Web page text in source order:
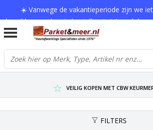
☀️ Vanwege de vakantieperiode zijn we
bereikbaar en kan je bestelling tot 1 werkdag
Bedankt voor je begrip!
VERZENDKOSTEN € 7,95 (GRATIS VA
SCHERPSTE PRIJZEN TOT WEL 75%
VEILIG KOPEN MET CBW
FILTERS